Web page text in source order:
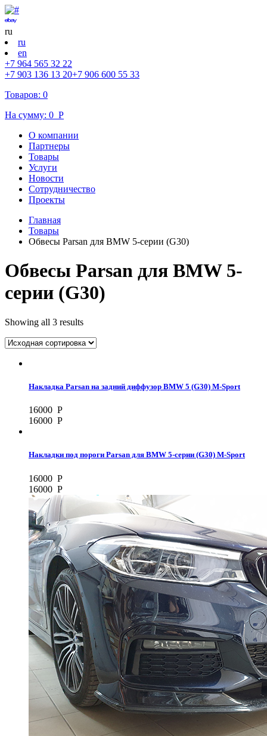
ru
ru
en
+7 964 565 32 22
+7 903 136 13 20+7 906 600 55 33
Товаров: 0
На сумму: 0 Р
О компании
Партнеры
Товары
Услуги
Новости
Cотрудничество
Проекты
Главная
Товары
Обвесы Parsan для BMW 5-серии (G30)
Обвесы Parsan для BMW 5-
серии (G30)
Showing all 3 results
Накладка Parsan на задний диффузор BMW 5 (G30) M-Sport
16000 Р
16000 Р
Накладки под пороги Parsan для BMW 5-серии (G30) M-Sport
16000 Р
16000 Р